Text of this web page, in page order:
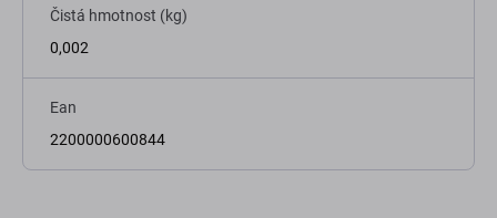
Čistá hmotnost (kg)
0,002
Ean
2200000600844